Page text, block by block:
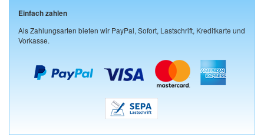
Einfach zahlen
Als Zahlungsarten bieten wir PayPal, Sofort, Lastschrift, Kreditkarte und
Vorkasse.